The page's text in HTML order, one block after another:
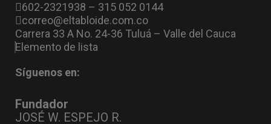
602-2321938 – 315 052 0144
correo@eltabloide.com.co
Carrera 33 A No. 24-36 Tuluá – Valle del Cauca
Elemento de lista
Síguenos en:
Fundador
JOSÉ W. ESPEJO R.